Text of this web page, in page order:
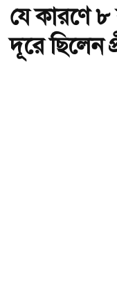
যে কারণে
দূরে ছিলেন